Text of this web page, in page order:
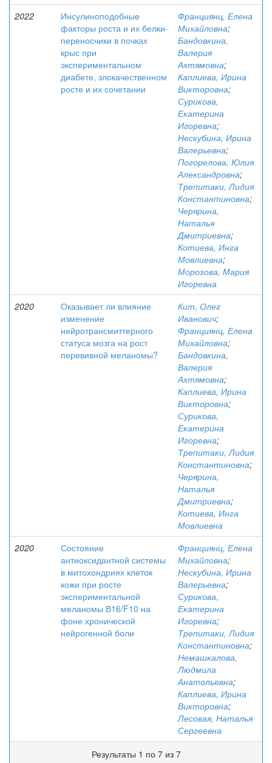
2022
Инсулиноподобные
факторы роста и их белки-
переносчики в почках
крыс при
экспериментальном
диабете, злокачественном
росте и их сочетании
Франциянц, Елена
Михайловна;
Бандовкина,
Валерия
Ахтямовна;
Каплиева, Ирина
Викторовна;
Сурикова,
Екатерина
Игоревна;
Нескубина, Ирина
Валерьевна;
Погорелова, Юлия
Александровна;
Трепитаки, Лидия
Константиновна;
Черярина,
Наталья
Дмитриевна;
Котиева, Инга
Мовлиевна;
Морозова, Мария
Игоревна
2020
Оказывает ли влияние
изменение
нейротрансмиттерного
статуса мозга на рост
перевивной меланомы?
Кит, Олег
Иванович;
Франциянц, Елена
Михайловна;
Бандовкина,
Валерия
Ахтямовна;
Каплиева, Ирина
Викторовна;
Сурикова,
Екатерина
Игоревна;
Трепитаки, Лидия
Константиновна;
Черярина,
Наталья
Дмитриевна;
Котиева, Инга
Мовлиевна
2020
Состояние
антиоксидантной системы
в митохондриях клеток
кожи при росте
экспериментальной
меланомы В16/F10 на
фоне хронической
нейрогенной боли
Франциянц, Елена
Михайловна;
Нескубина, Ирина
Валерьевна;
Сурикова,
Екатерина
Игоревна;
Трепитаки, Лидия
Константиновна;
Немашкалова,
Людмила
Анатольевна;
Каплиева, Ирина
Викторовна;
Лесовая, Наталья
Сергеевна
Результаты 1 по 7 из 7